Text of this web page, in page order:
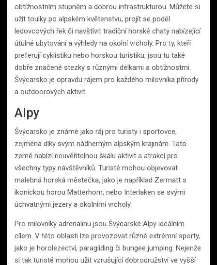
obtížnostním stupněm a dobrou infrastrukturou. Můžete si
užít toulky po alpském květenstvu, projít se podél
ledovcových řek či navštívit tradiční horské chaty nabízející
útulné ubytování a výhledy na okolní vrcholy. Pro ty, kteří
preferují cyklistiku nebo horskou turistiku, jsou tu také
dobře značené stezky s různými délkami a obtížnostmi.
Švýcarsko je opravdu rájem pro každého milovníka přírody
a outdoorových aktivit.
Alpy
Švýcarsko je známé jako ráj pro turisty i sportovce,
zejména díky svým nádherným alpským krajinám. Tato
země nabízí neuvěřitelnou škálu aktivit a atrakcí pro
všechny typy návštěvníků. Turisté mohou objevovat
malebná horská městečka, jako je například Zermatt s
ikonickou horou Matterhorn, nebo Interlaken se svými
úchvatnými jezery a okolními vrcholy.
Pro milovníky adrenalinu jsou Švýcarské Alpy ideálním
cílem. V této oblasti lze provozovat různé extrémní sporty,
jako je horolezectví, paragliding či bungee jumping. Nejenže
si tak turisté mohou užít vzrušující dobrodružství ve vyšší